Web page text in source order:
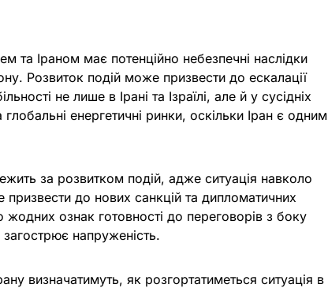
та Іраном має потенційно небезпечні наслідки
Розвиток подій може призвести до ескалації
не лише в Ірані та Ізраїлі, але й у сусідніх
енергетичні ринки, оскільки Іран є одним
за розвитком подій, адже ситуація навколо
до нових санкцій та дипломатичних
ознак готовності до переговорів з боку
напруженість.
визначатимуть, як розгортатиметься ситуація в